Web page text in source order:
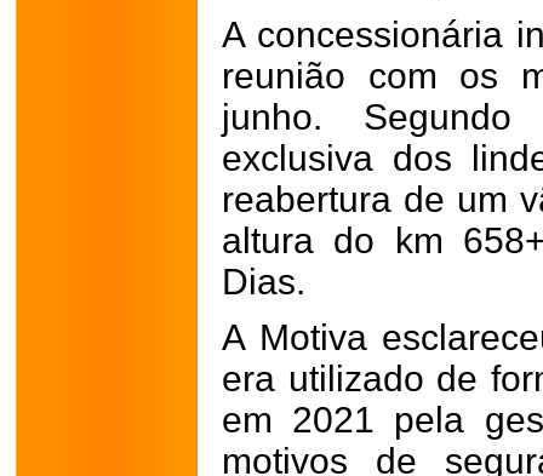
A concessionária
reunião com os
junho.
exclusiva dos
reabertura de um
altura do km
Dias.
A Motiva
era utilizado de
em 2021 pela
motivos de